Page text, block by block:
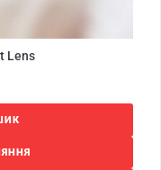
Lens